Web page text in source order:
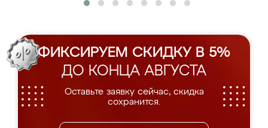
ФИКСИРУЕМ СКИДКУ В 5%
ДО КОНЦА АВГУСТА
Оставьте заявку сейчас, скидка
сохранится.